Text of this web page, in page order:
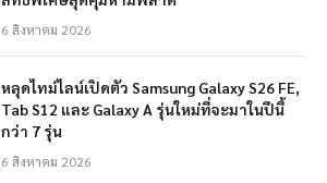
6 สิงหาคม 2026
หลุดไทม์ไลน์เปิดตัว Samsung Galaxy S26 FE,
Tab S12 และ Galaxy A รุ่นใหม่ที่จะมาในปีนี้
กว่า 7 รุ่น
6 สิงหาคม 2026